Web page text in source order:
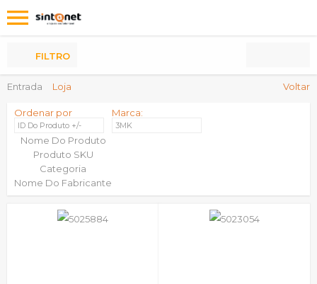
Entrada Loja Voltar
FILTRO
Ordenar por
ID Do Produto +/-
Nome Do Produto
Produto SKU
Categoria
Nome Do Fabricante
Marca:
3MK